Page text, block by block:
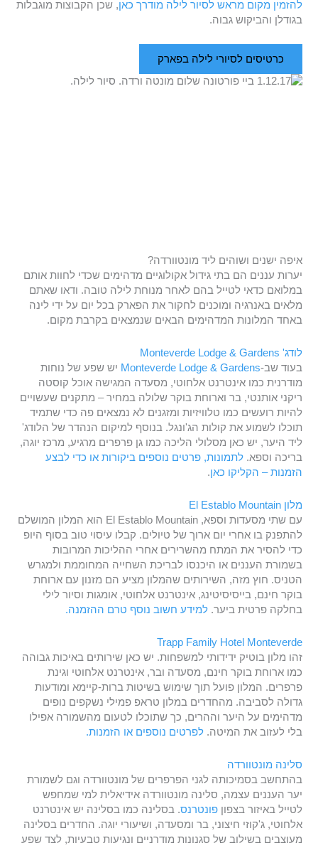
להזמין מקום מראש לסיור לילה מודרך כאן, שכן הקבוצות מוגבלות
בגודלן והביקוש גבוה.
כרטיסים לסיורי לילה בפארק
איפה ישנים ושוהים ליד מונטוורדה?
יערות עננים הם בתי גידול אקולוגיים מדהימים שכדי לחוות אותם
במלואם כדאי לטייל בהם לאחר מנוחת לילה טובה. ודאו שאתם
מלאים באנרגיה ומוכנים לחקור את הפארק בכל יום על ידי לינה
באחד המלונות המדהימים הבאים שנמצאים בקרבת מקום.
לודג' Monteverde Lodge & Gardens
בעוד שב-Monteverde Lodge & Gardens יש שפע של נוחות
מודרנית כמו אינטרנט אלחוטי, מסעדה המגישה אוכל קוסטה
ריקני אותנטי, בר וארוחת בוקר שלולה במחיר – מתקנים שעשויים
להיות רועשים כמו טלוויזיות ומזגנים לא נמצאים פה כדי שתמיד
תוכלו לשמוע את קולות הג'ונגל. בנוסף למיקום הנהדר של הלודג'
ליד היער, יש כאן מסלולי הליכה כמו גן פרפרים מרגיע, מרכז יוגה,
בריכה וספא.לתמונות, פרטים נוספים ביקורות או כדי לבצע
הזמנות – הקליקו כאן.
מלון El Establo Mountain
עם שתי מסעדות וספא, El Establo Mountain הוא המלון המושלם
להתפנק בו אחרי יום ארוך של טיולים. קבלו עיסוי טוב בסוף היופ
כדי להסיר את המתח מהשרירים אחרי ההליכות המרובות
בשמורת העננים או היכנסו לבריכת השחייה המחוממת ולמגרש
הטניס. חוץ מזה, השירותים שהמלון מציע הם מזנון עם ארוחת
בוקר חינם, בייסיסיטינג, אינטרנט אלחוטי, אומגות וסיור לילי
בחלקה פרטית ביער.למידע חשוב נוסף טרם ההזמנה.
Trapp Family Hotel Monteverde
זהו מלון בוטיק ידידותי למשפחות. יש כאן שירותים באיכות גבוהה
כמו ארוחת בוקר חינם, מסעדה ובר, אינטרנט אלחוטי וגינת
פרפרים. המלון פועל תוך שימוש בשיטות ברות-קיימא ומודעות
גדולה לסביבה. מהחדרים במלון טראפ פמילי נשקפים נופים
מדהימים על היער וההרים, כך שתוכלו לטעום מהשמורה אפילו
בלי לעזוב את המיטה.לפרטים נוספים או הזמנות.
סלינה מונטוורדה
בהתחשב בסמיכותה לגני הפרפרים של מונטוורדה וגם לשמורת
יער העננים עצמה, סלינה מונטוורדה אידיאלית למי שמחפש
לטייל באיזור בצפוןפונטרנס. בסלינה כמו בסלינה יש אינטרנט
אלחוטי, ג'קוזי חיצוני, בר ומסעדה, ושיעורי יוגה. החדרים בסלינה
מעוצבים בשילוב של סגנונות מודרניים ונגיעות טבעיות, לצד שפע